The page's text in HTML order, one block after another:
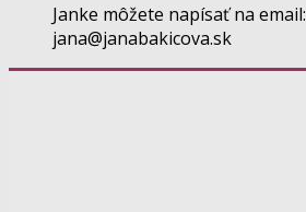
Janke môžete napísať na email:
jana@janabakicova.sk